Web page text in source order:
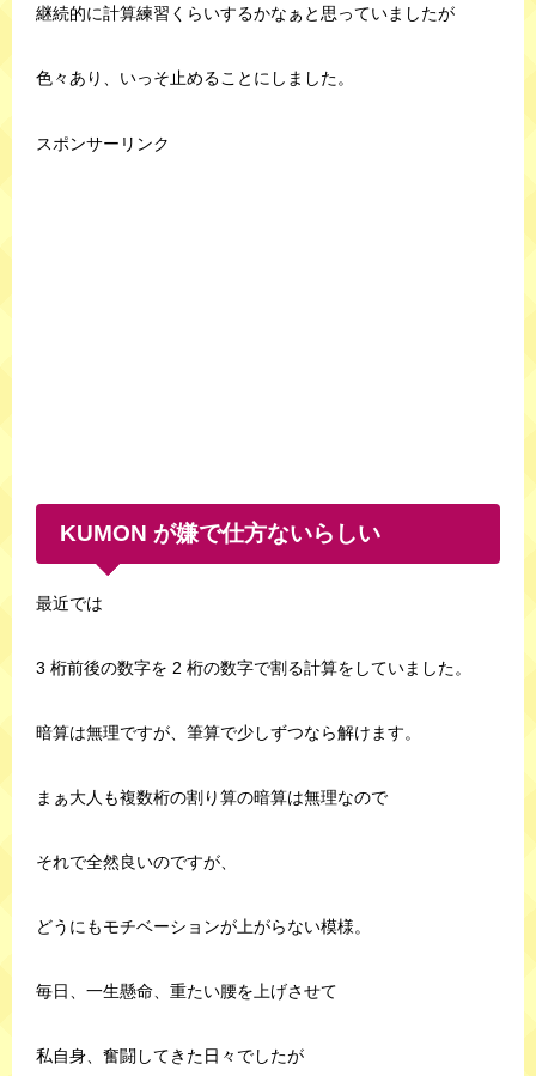
継続的に計算練習くらいするかなぁと思っていましたが
色々あり、いっそ止めることにしました。
スポンサーリンク
KUMON が嫌で仕方ないらしい
最近では
3 桁前後の数字を 2 桁の数字で割る計算をしていました。
暗算は無理ですが、筆算で少しずつなら解けます。
まぁ大人も複数桁の割り算の暗算は無理なので
それで全然良いのですが、
どうにもモチベーションが上がらない模様。
毎日、一生懸命、重たい腰を上げさせて
私自身、奮闘してきた日々でしたが